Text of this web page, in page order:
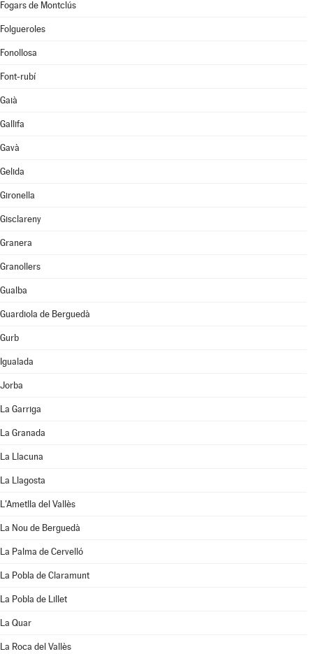
Fogars de Montclús
Folgueroles
Fonollosa
Font-rubí
Gaià
Gallifa
Gavà
Gelida
Gironella
Gisclareny
Granera
Granollers
Gualba
Guardiola de Berguedà
Gurb
Igualada
Jorba
La Garriga
La Granada
La Llacuna
La Llagosta
L'Ametlla del Vallès
La Nou de Berguedà
La Palma de Cervelló
La Pobla de Claramunt
La Pobla de Lillet
La Quar
La Roca del Vallès